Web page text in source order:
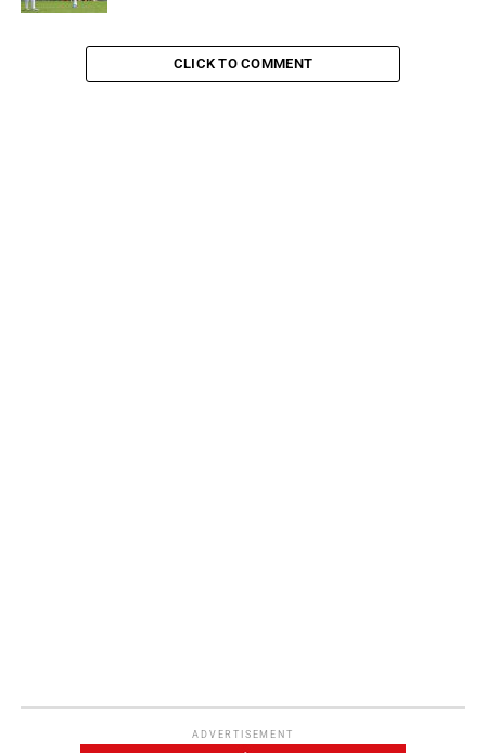
CLICK TO COMMENT
ADVERTISEMENT